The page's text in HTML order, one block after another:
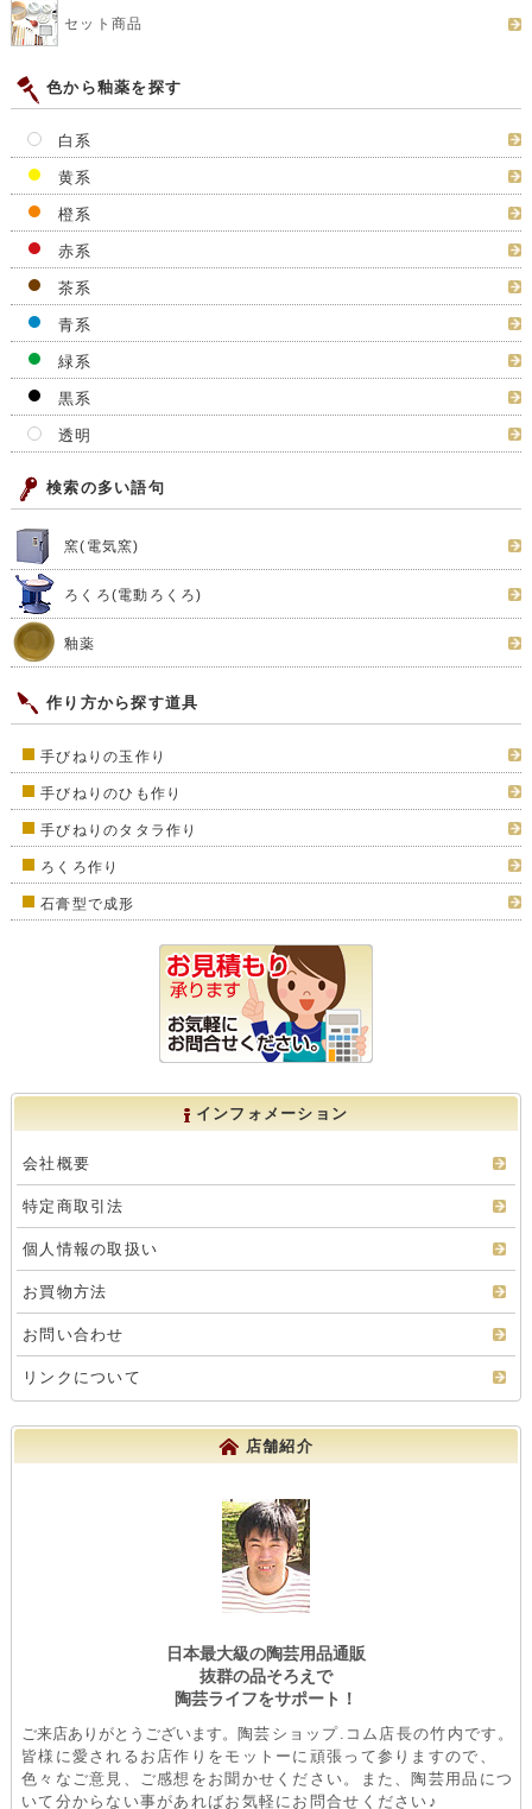
セット商品
色から釉薬を探す
白系
黄系
橙系
赤系
茶系
青系
緑系
黒系
透明
検索の多い語句
窯(電気窯)
ろくろ(電動ろくろ)
釉薬
作り方から探す道具
手びねりの玉作り
手びねりのひも作り
手びねりのタタラ作り
ろくろ作り
石膏型で成形
インフォメーション
会社概要
特定商取引法
個人情報の取扱い
お買物方法
お問い合わせ
リンクについて
店舗紹介
日本最大級の陶芸用品通販
抜群の品そろえで
陶芸ライフをサポート！
ご来店ありがとうございます。 陶芸ショップ.コム店長の竹内です。
皆様に愛されるお店作りをモットーに頑張って参りますので、
色々なご意見、ご感想をお聞かせください。また、陶芸用品につ
いて分からない事があればお気軽にお問合せください♪